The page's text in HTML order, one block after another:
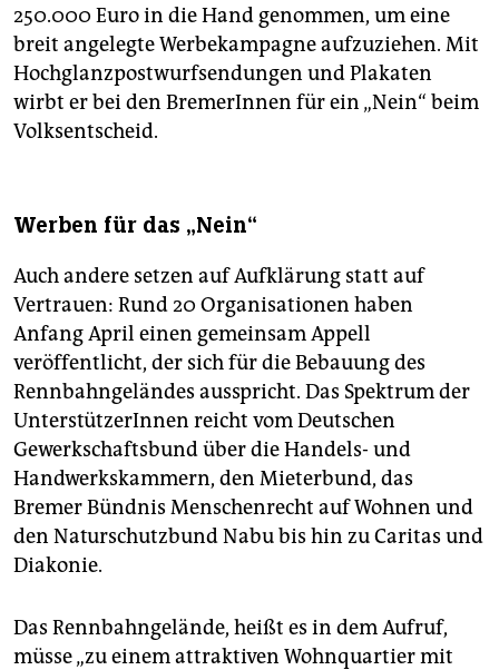
250.000 Euro in die Hand genommen, um eine
breit angelegte Werbekampagne aufzuziehen. Mit
Hochglanzpostwurfsendungen und Plakaten
wirbt er bei den BremerInnen für ein „Nein“ beim
Volksentscheid.
Werben für das „Nein“
Auch andere setzen auf Aufklärung statt auf
Vertrauen: Rund 20 Organisationen haben
Anfang April einen gemeinsam Appell
veröffentlicht, der sich für die Bebauung des
Rennbahngeländes ausspricht. Das Spektrum der
UnterstützerInnen reicht vom Deutschen
Gewerkschaftsbund über die Handels- und
Handwerkskammern, den Mieterbund, das
Bremer Bündnis Menschenrecht auf Wohnen und
den Naturschutzbund Nabu bis hin zu Caritas und
Diakonie.
Das Rennbahngelände, heißt es in dem Aufruf,
müsse „zu einem attraktiven Wohnquartier mit